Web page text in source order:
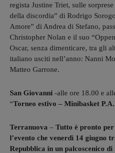
regista Justine Triet, sulle
della discordia” di Rodrigo
Amore” di Andrea di Stefano,
Christopher Nolan e il suo
Oscar, senza dimenticare, tra gli
italiano usciti nell’anno: Nanni
Matteo Garrone.
San Giovanni -alle ore 18.00 e
“Torneo estivo – Minibasket
Terranuova – Tutto è pronto
l’evento che venerdì 14 giugno
Repubblica in un palcoscenico